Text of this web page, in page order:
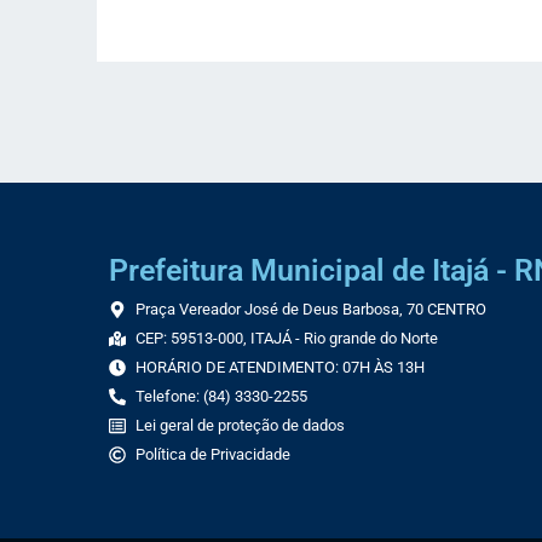
Prefeitura Municipal de Itajá -
Praça Vereador José de Deus Barbosa, 70 CENTRO
CEP: 59513-000, ITAJÁ - Rio grande do Norte
HORÁRIO DE ATENDIMENTO: 07H ÀS 13H
Telefone: (84) 3330-2255
Lei geral de proteção de dados
Política de Privacidade